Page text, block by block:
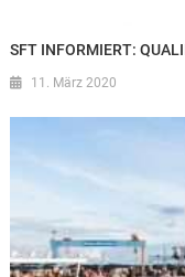
SFT INFORMIERT:
11. März 2020